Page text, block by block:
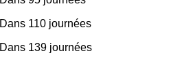
Dans 110 journées
Dans 139 journées